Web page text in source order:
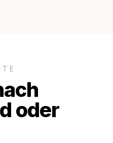
oder